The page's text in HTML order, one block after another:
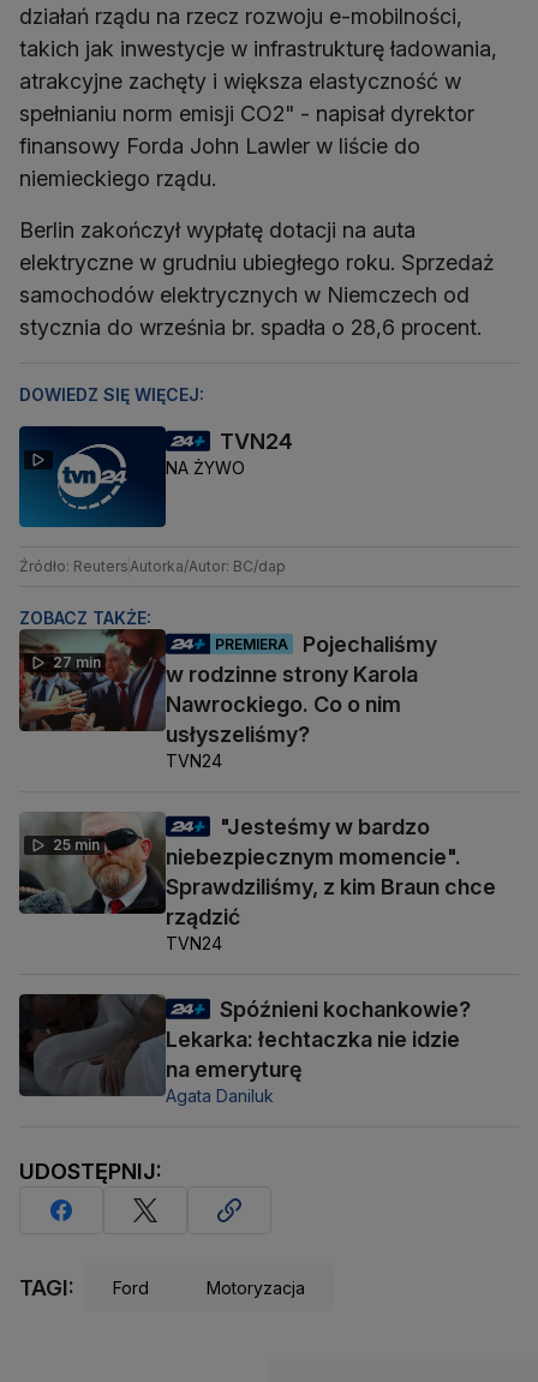
działań rządu na rzecz rozwoju e-mobilności,
takich jak inwestycje w infrastrukturę ładowania,
atrakcyjne zachęty i większa elastyczność w
spełnianiu norm emisji CO2" - napisał dyrektor
finansowy Forda John Lawler w liście do
niemieckiego rządu.
Berlin zakończył wypłatę dotacji na auta
elektryczne w grudniu ubiegłego roku. Sprzedaż
samochodów elektrycznych w Niemczech od
stycznia do września br. spadła o 28,6 procent.
DOWIEDZ SIĘ WIĘCEJ:
TVN24
NA ŻYWO
Źródło: ReutersAutorka/Autor: BC/dap
ZOBACZ TAKŻE:
27 min
PREMIERA
Pojechaliśmy
w rodzinne strony Karola
Nawrockiego. Co o nim
usłyszeliśmy?
TVN24
25 min
"Jesteśmy w bardzo
niebezpiecznym momencie".
Sprawdziliśmy, z kim Braun chce
rządzić
TVN24
Spóźnieni kochankowie?
Lekarka: łechtaczka nie idzie
na emeryturę
Agata Daniluk
UDOSTĘPNIJ:
TAGI: Ford Motoryzacja